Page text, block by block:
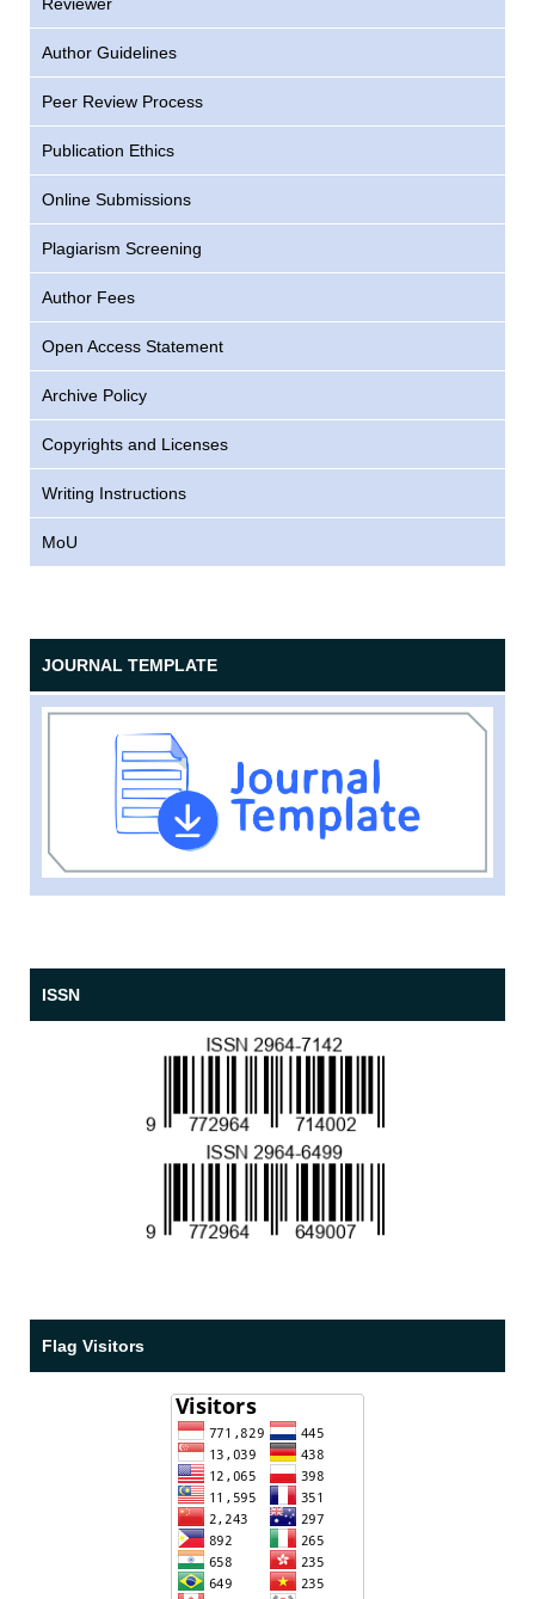
Author Guidelines
Peer Review Process
Publication Ethics
Online Submissions
Plagiarism Screening
Author Fees
Open Access Statement
Archive Policy
Copyrights and Licenses
Writing Instructions
MoU
JOURNAL TEMPLATE
ISSN
Flag Visitors